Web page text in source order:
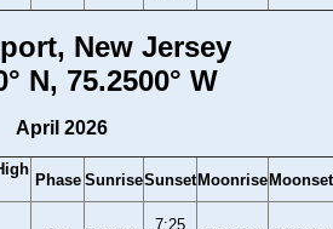
New Jersey
N, 75.2500° W
April 2026
Phase SunriseSunsetMoonriseMoonset
7:25